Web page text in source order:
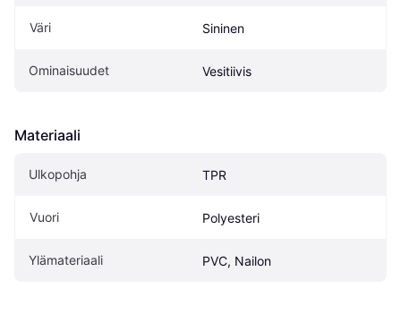
Väri Sininen
Ominaisuudet Vesitiivis
Materiaali
Ulkopohja TPR
Vuori Polyesteri
Ylämateriaali PVC, Nailon